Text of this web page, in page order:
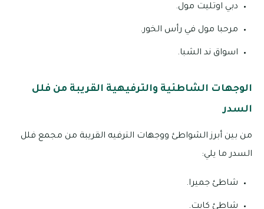
دبي اوتليت مول.
مرحبا مول في رأس الخور.
اسواق ند الشبا.
الوجهات الشاطئية والترفيهية القريبة من فلل
السدر
من بين أبرز الشواطئ ووجهات الترفيه القريبة من مجمع فلل
السدر ما يلي:
شاطئ جميرا.
شاطئ كايت.